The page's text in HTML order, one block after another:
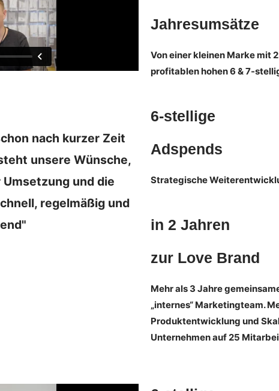
nach kurzer Zeit
unsere Wünsche,
und die
regelmäßig und
Jahresumsätze
Von einer kleinen Marke mit
profitablen hohen 6 & 7-
6-stellige
Adspends
Strategische
in 2 Jahren
zur Love Brand
Mehr als 3 Jahre
„internes“ Marketingteam.
Produktentwicklung und
Unternehmen auf 25